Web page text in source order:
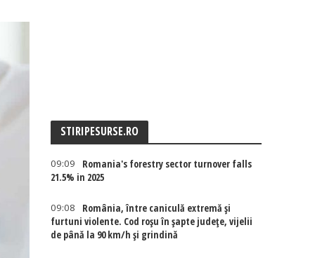
STIRIPESURSE.RO
09:09
Romania's forestry sector turnover falls
21.5% in 2025
09:08
România, între caniculă extremă și
furtuni violente. Cod roșu în șapte județe, vijelii
de până la 90 km/h și grindină